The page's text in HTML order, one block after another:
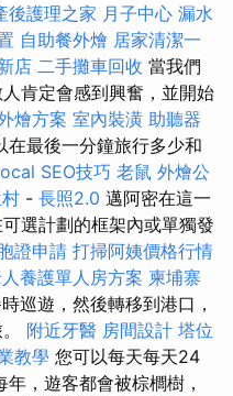
後護理之家 月子中心 漏水
自助餐外燴 居家清潔一
店 二手攤車回收 當我們
肯定會感到興奮，並開始
燴方案 室內裝潢 助聽器
在最後一分鐘旅行多少和
SEO技巧 老鼠 外燴公
- 長照2.0 邁阿密在這一
選計劃的框架內或單獨發
證申請 打掃阿姨價格行情
養護單人房方案 柬埔寨
巡遊，然後轉移到港口，
附近牙醫 房間設計 塔位
教學 您可以每天每天24
，遊客都會被棕櫚樹，